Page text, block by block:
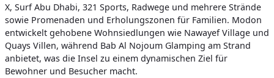
X, Surf Abu Dhabi, 321 Sports, Radwege und mehrere Strände
sowie Promenaden und Erholungszonen für Familien. Modon
entwickelt gehobene Wohnsiedlungen wie Nawayef Village und
Quays Villen, während Bab Al Nojoum Glamping am Strand
anbietet, was die Insel zu einem dynamischen Ziel für
Bewohner und Besucher macht.